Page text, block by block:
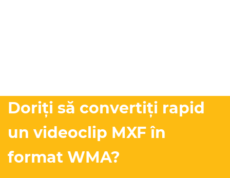
Doriți să convertiți rapid
un videoclip MXF în
format WMA?